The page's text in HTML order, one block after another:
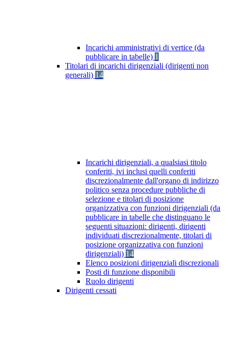
Incarichi amministrativi di vertice (da
pubblicare in tabelle) 1
Titolari di incarichi dirigenziali (dirigenti non
generali) 14
Incarichi dirigenziali, a qualsiasi titolo
conferiti, ivi inclusi quelli conferiti
discrezionalmente dall'organo di indirizzo
politico senza procedure pubbliche di
selezione e titolari di posizione
organizzativa con funzioni dirigenziali (da
pubblicare in tabelle che distinguano le
seguenti situazioni: dirigenti, dirigenti
individuati discrezionalmente, titolari di
posizione organizzativa con funzioni
dirigenziali) 14
Elenco posizioni dirigenziali discrezionali
Posti di funzione disponibili
Ruolo dirigenti
Dirigenti cessati